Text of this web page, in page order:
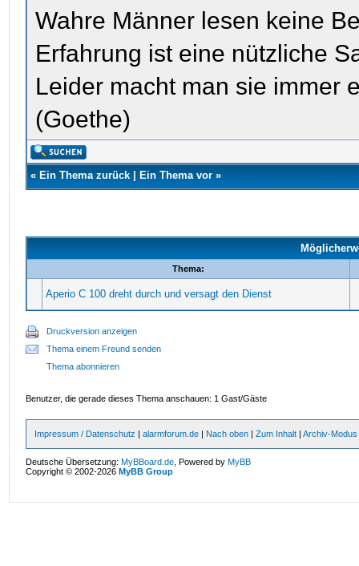
Wahre Männer lesen keine
Erfahrung ist eine nützliche
Leider macht man sie immer
(Goethe)
« Ein Thema zurück| Ein Thema vor »
Thema:
Aperio C 100 dreht durch und versagt den Dienst
Druckversion anzeigen
Thema einem Freund senden
Thema abonnieren
Benutzer, die gerade dieses Thema anschauen: 1 Gast/Gäste
Impressum / Datenschutz |alarmforum.de | Nach oben |Zum Inhalt |Archiv-Modus
Deutsche Übersetzung:MyBBoard.de , Powered byMyBB
Copyright © 2002-2026MyBB Group